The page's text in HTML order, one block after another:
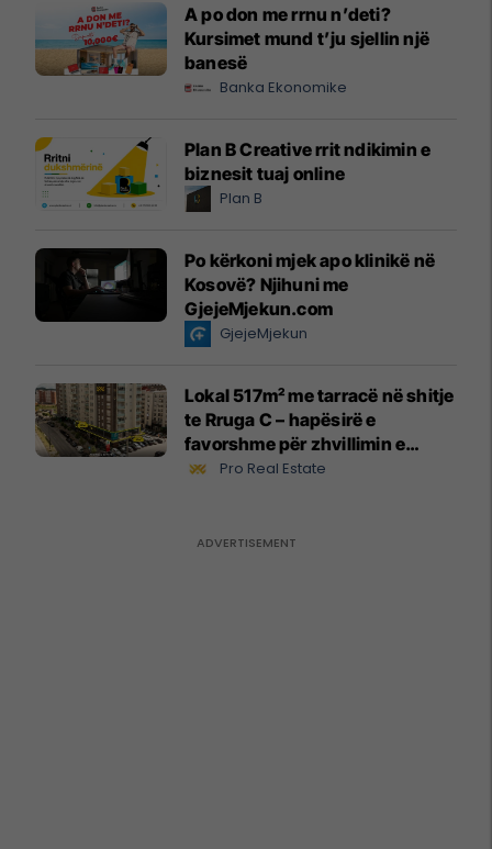
A po don me rrnu n’deti?
Kursimet mund t’ju sjellin një
banesë
Banka Ekonomike
Plan B Creative rrit ndikimin e
biznesit tuaj online
Plan B
Po kërkoni mjek apo klinikë në
Kosovë? Njihuni me
GjejeMjekun.com
GjejeMjekun
Lokal 517m² me tarracë në shitje
te Rruga C – hapësirë e
favorshme për zhvillimin e
biznesit #15796
Pro Real Estate